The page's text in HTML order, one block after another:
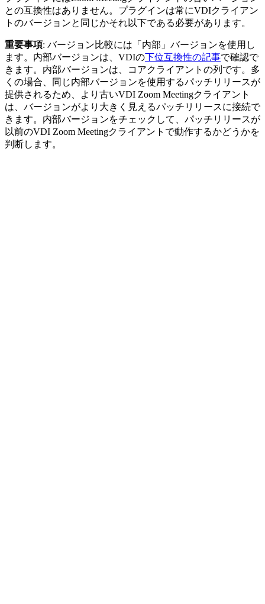
との互換性はありません。プラグインは常にVDIクライアン
トのバージョンと同じかそれ以下である必要があります。
重要事項: バージョン比較には「内部」バージョンを使用し
ます。内部バージョンは、VDIの下位互換性の記事で確認で
きます。内部バージョンは、コアクライアントの列です。多
くの場合、同じ内部バージョンを使用するパッチリリースが
提供されるため、より古いVDI Zoom Meetingクライアント
は、バージョンがより大きく見えるパッチリリースに接続で
きます。内部バージョンをチェックして、パッチリリースが
以前のVDI Zoom Meetingクライアントで動作するかどうかを
判断します。